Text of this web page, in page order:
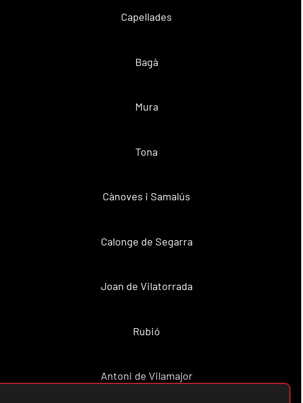
Capellades
Bagà
Mura
Tona
Cànoves i Samalús
Calonge de Segarra
Joan de Vilatorrada
Rubió
Antoni de Vilamajor